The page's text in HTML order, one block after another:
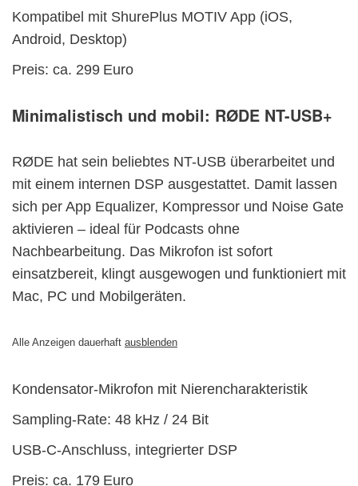
Kompatibel mit ShurePlus MOTIV App (iOS,
Android, Desktop)
Preis: ca. 299 Euro
Minimalistisch und mobil: RØDE NT-USB+
RØDE hat sein beliebtes NT-USB überarbeitet und
mit einem internen DSP ausgestattet. Damit lassen
sich per App Equalizer, Kompressor und Noise Gate
aktivieren – ideal für Podcasts ohne
Nachbearbeitung. Das Mikrofon ist sofort
einsatzbereit, klingt ausgewogen und funktioniert mit
Mac, PC und Mobilgeräten.
Alle Anzeigen dauerhaft ausblenden
Kondensator-Mikrofon mit Nierencharakteristik
Sampling-Rate: 48 kHz / 24 Bit
USB-C-Anschluss, integrierter DSP
Preis: ca. 179 Euro